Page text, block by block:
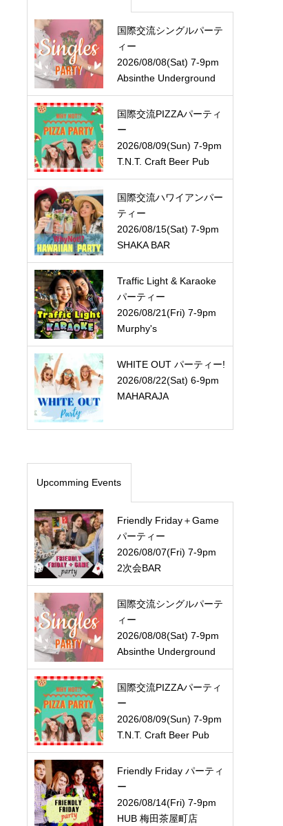
国際交流シングルパーテ
ィー
2026/08/08(Sat) 7-9pm
Absinthe Underground
国際交流PIZZAパーティ
ー
2026/08/09(Sun) 7-9pm
T.N.T. Craft Beer Pub
国際交流ハワイアンパー
ティー
2026/08/15(Sat) 7-9pm
SHAKA BAR
Traffic Light & Karaoke
パーティー
2026/08/21(Fri) 7-9pm
Murphy's
WHITE OUT パーティー!
2026/08/22(Sat) 6-9pm
MAHARAJA
Upcomming Events
Friendly Friday＋Game
パーティー
2026/08/07(Fri) 7-9pm
2次会BAR
国際交流シングルパーテ
ィー
2026/08/08(Sat) 7-9pm
Absinthe Underground
国際交流PIZZAパーティ
ー
2026/08/09(Sun) 7-9pm
T.N.T. Craft Beer Pub
Friendly Friday パーティ
ー
2026/08/14(Fri) 7-9pm
HUB 梅田茶屋町店